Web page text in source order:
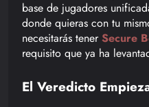
base de jugadores
donde quieras con tu
necesitarás tenerSecure
requisito que ya ha
El Veredicto